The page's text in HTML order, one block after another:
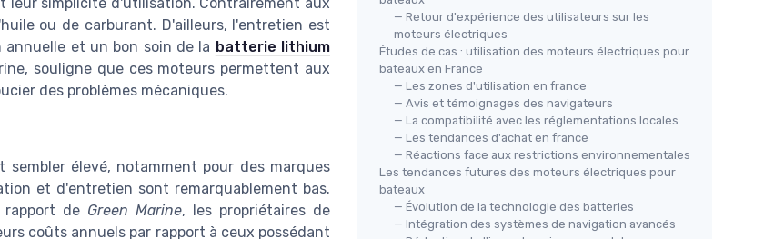
ou de carburant. D'ailleurs, l'entretien est
et un bon soin de la batterie lithium
souligne que ces moteurs permettent aux
des problèmes mécaniques.
sembler élevé, notamment pour des marques
et d'entretien sont remarquablement bas.
rapport de Green Marine, les propriétaires de
coûts annuels par rapport à ceux possédant
— Retour d'expérience des utilisateurs sur les
moteurs électriques
Études de cas : utilisation des moteurs électriques pour
bateaux en France
— Les zones d'utilisation en france
— Avis et témoignages des navigateurs
— La compatibilité avec les réglementations locales
— Les tendances d'achat en france
— Réactions face aux restrictions environnementales
Les tendances futures des moteurs électriques pour
bateaux
— Évolution de la technologie des batteries
— Intégration des systèmes de navigation avancés